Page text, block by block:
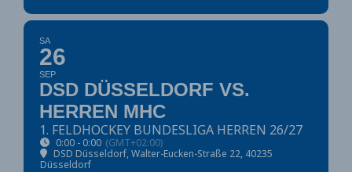
SA
26
SEP
DSD DÜSSELDORF VS.
HERREN MHC
1. FELDHOCKEY BUNDESLIGA HERREN 26/27
0:00 - 0:00 (GMT+02:00)
DSD Düsseldorf, Walter-Eucken-Straße 22, 40235
Düsseldorf